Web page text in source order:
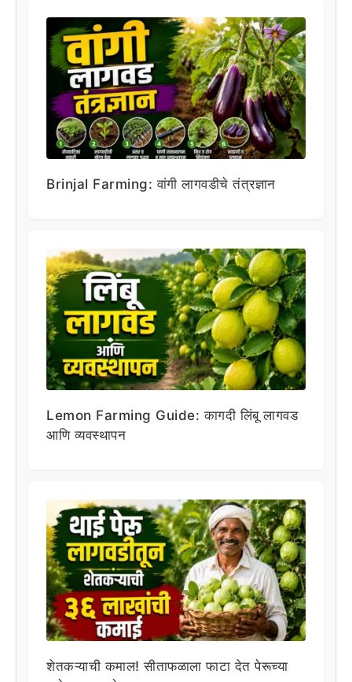
Brinjal Farming: वांगी लागवडीचे तंत्रज्ञान
Lemon Farming Guide: कागदी लिंबू लागवड
आणि व्यवस्थापन
शेतकऱ्याची कमाल! सीताफळाला फाटा देत पेरूच्या